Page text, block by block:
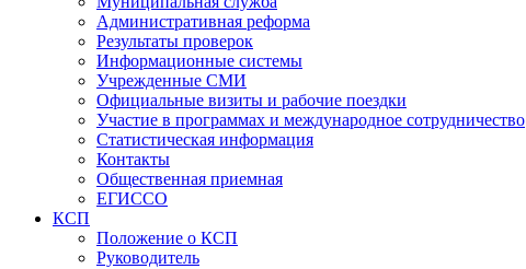
Административная реформа
Результаты проверок
Информационные системы
Учрежденные СМИ
Официальные визиты и рабочие поездки
Участие в программах и международное сотрудничество
Статистическая информация
Контакты
Общественная приемная
ЕГИССО
КСП
Положение о КСП
Руководитель